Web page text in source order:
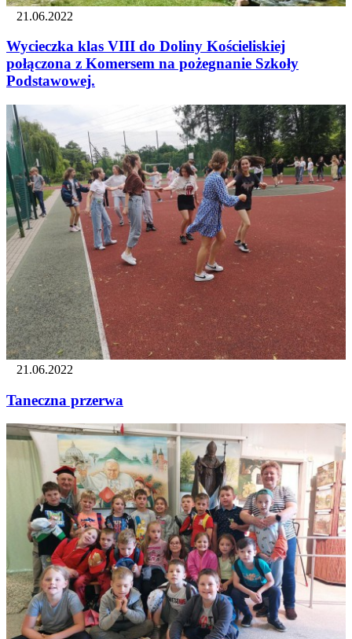
21.06.2022
Wycieczka klas VIII do Doliny Kościeliskiej
połączona z Komersem na pożegnanie Szkoły
Podstawowej.
21.06.2022
Taneczna przerwa